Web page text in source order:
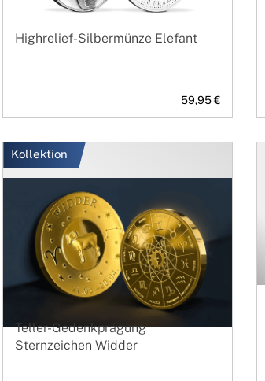
Highrelief-Silbermünze Elefant
59,95 €
Kollektion
Teller-Gedenkprägung
Sternzeichen Widder